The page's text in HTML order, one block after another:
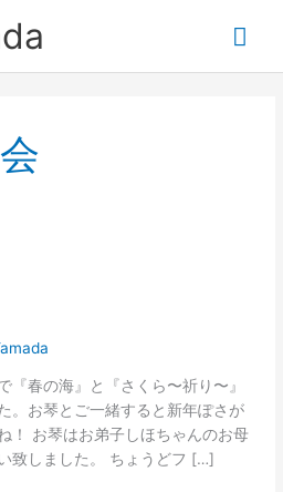
メ
イ
『春の海』と『さくら〜祈り〜』
。お琴とご一緒すると新年ぽさが
！ お琴はお弟子しほちゃんのお母
致しました。 ちょうどフ […]